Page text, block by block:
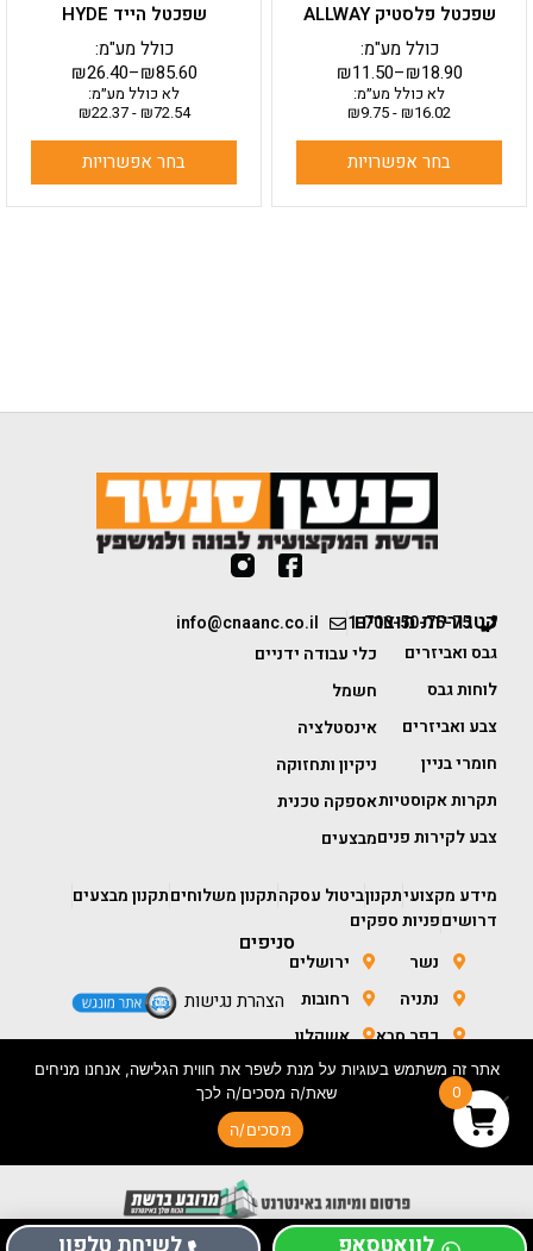
שפכטל פלסטיק ALLWAY
₪11.50–₪18.90
כולל מע"מ:
לא כולל מע״מ:
₪16.02
-
₪9.75
בחר אפשרויות
המוצר
שפכטל הייד HYDE
₪26.40–₪85.60
כולל מע"מ:
לא כולל מע״מ:
₪72.54
-
₪22.37
בחר אפשרויות
המוצר
1-700-50-75-75
info@cnaanc.co.il קטגוריות מוצרים
גבס ואביזרים
לוחות גבס
צבע ואביזרים
חומרי בניין
תקרות אקוסטיות
צבע לקירות פנים
כלי עבודה ידניים
חשמל
אינסטלציה
ניקיון ותחזוקה
אספקה טכנית
מבצעים
מידע מקצועיתקנוןביטול עסקהתקנון משלוחיםתקנון מבצעים
דרושיםפניות ספקים
סניפים
נשר
נתניה
כפר סבא
חולון
ירושלים
רחובות
אשקלון
באר שבע
הצהרת נגישות
בניית אתר מכירות- ORIGINAL CONCEPTS
0
אתר זה משתמש בעוגיות על מנת לשפר את חווית הגלישה, אנחנו מניחים
שאת/ה מסכים/ה לכך
מסכים/ה